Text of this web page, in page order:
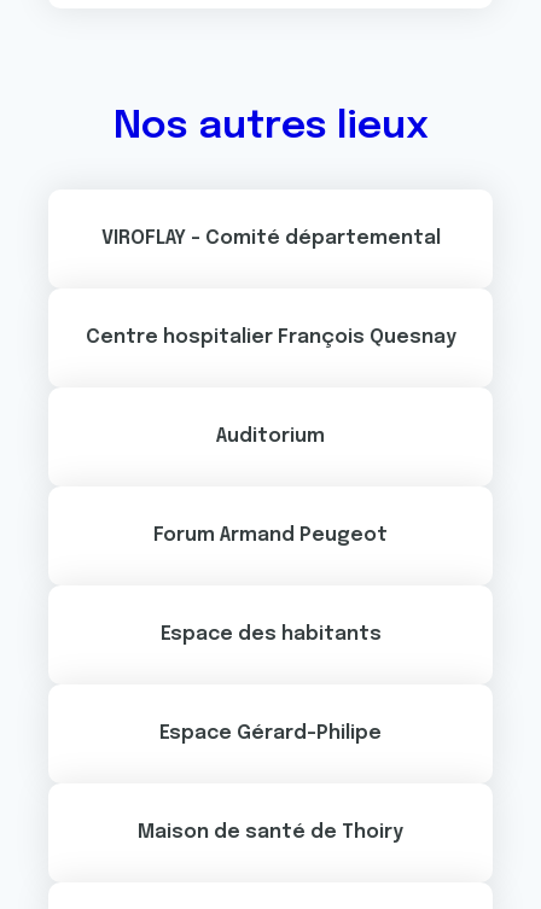
Nos autres lieux
VIROFLAY - Comité départemental
Centre hospitalier François Quesnay
Auditorium
Forum Armand Peugeot
Espace des habitants
Espace Gérard-Philipe
Maison de santé de Thoiry